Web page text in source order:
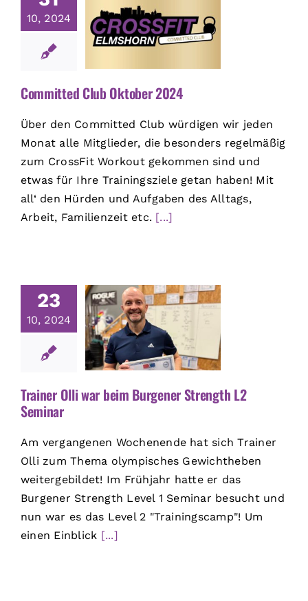
10, 2024
Committed Club Oktober 2024
Über den Committed Club würdigen wir jeden
Monat alle Mitglieder, die besonders regelmäßig
zum CrossFit Workout gekommen sind und
etwas für Ihre Trainingsziele getan haben! Mit
all‘ den Hürden und Aufgaben des Alltags,
Arbeit, Familienzeit etc. [...]
23
10, 2024
Trainer Olli war beim Burgener Strength L2
Seminar
Am vergangenen Wochenende hat sich Trainer
Olli zum Thema olympisches Gewichtheben
weitergebildet! Im Frühjahr hatte er das
Burgener Strength Level 1 Seminar besucht und
nun war es das Level 2 "Trainingscamp"! Um
einen Einblick [...]